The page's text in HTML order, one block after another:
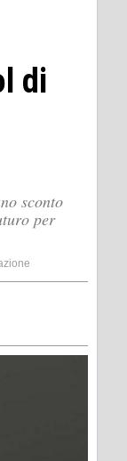
di
sconto
per